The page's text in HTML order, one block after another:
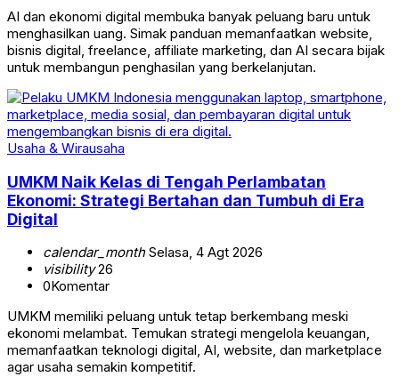
AI dan ekonomi digital membuka banyak peluang baru untuk
menghasilkan uang. Simak panduan memanfaatkan website,
bisnis digital, freelance, affiliate marketing, dan AI secara bijak
untuk membangun penghasilan yang berkelanjutan.
Usaha & Wirausaha
UMKM Naik Kelas di Tengah Perlambatan
Ekonomi: Strategi Bertahan dan Tumbuh di Era
Digital
calendar_monthSelasa, 4 Agt 2026
visibility26
0Komentar
UMKM memiliki peluang untuk tetap berkembang meski
ekonomi melambat. Temukan strategi mengelola keuangan,
memanfaatkan teknologi digital, AI, website, dan marketplace
agar usaha semakin kompetitif.